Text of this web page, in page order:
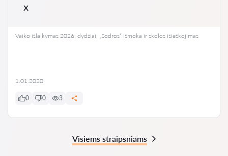
x
Vaiko išlaikymas 2026: dydžiai, „Sodros“ išmoka ir skolos išieškojimas
1.01.2020
0 0 3
Visiems straipsniams